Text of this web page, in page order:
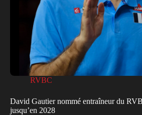
RVBC
David Gautier nommé entraîneur du
jusqu’en 2028